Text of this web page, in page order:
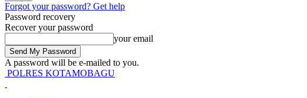
Forgot your password? Get help
Password recovery
Recover your password
your email
A password will be e-mailed to you.
POLRES KOTAMOBAGU